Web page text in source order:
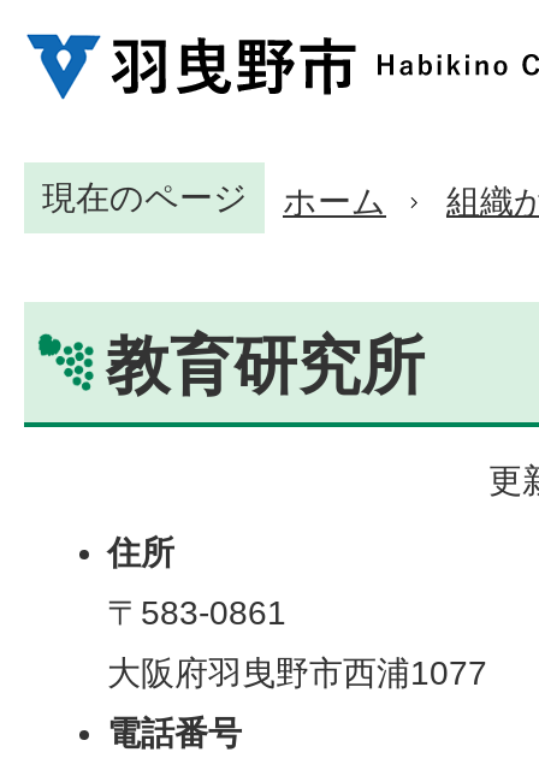
現在のページ ホーム 組織
教育研究所
更
住所
〒583-0861
大阪府羽曳野市西浦1077
電話番号